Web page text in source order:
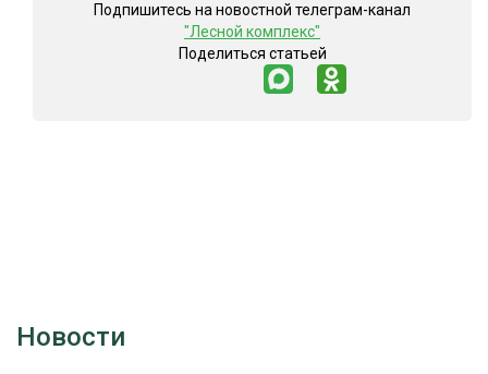
Подпишитесь на новостной телеграм-канал
"Лесной комплекс"
Поделиться статьей
Новости